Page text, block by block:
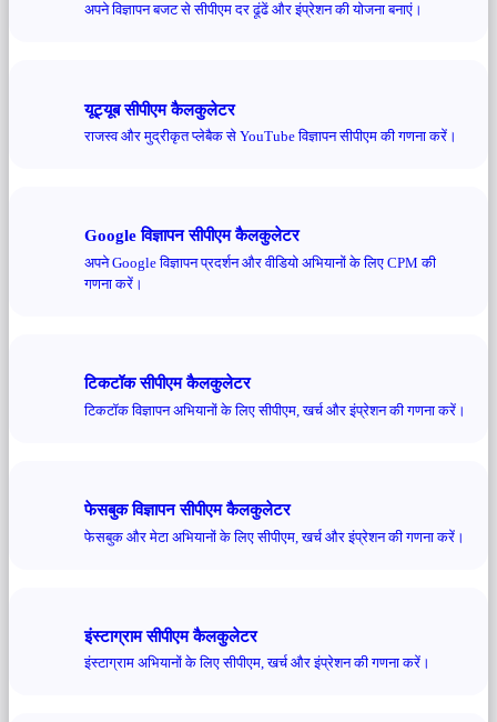
अपने विज्ञापन बजट से सीपीएम दर ढूंढें और इंप्रेशन की योजना बनाएं।
यूट्यूब सीपीएम कैलकुलेटर
राजस्व और मुद्रीकृत प्लेबैक से YouTube विज्ञापन सीपीएम की गणना करें।
Google विज्ञापन सीपीएम कैलकुलेटर
अपने Google विज्ञापन प्रदर्शन और वीडियो अभियानों के लिए CPM की
गणना करें।
टिकटॉक सीपीएम कैलकुलेटर
टिकटॉक विज्ञापन अभियानों के लिए सीपीएम, खर्च और इंप्रेशन की गणना करें।
फेसबुक विज्ञापन सीपीएम कैलकुलेटर
फेसबुक और मेटा अभियानों के लिए सीपीएम, खर्च और इंप्रेशन की गणना करें।
इंस्टाग्राम सीपीएम कैलकुलेटर
इंस्टाग्राम अभियानों के लिए सीपीएम, खर्च और इंप्रेशन की गणना करें।